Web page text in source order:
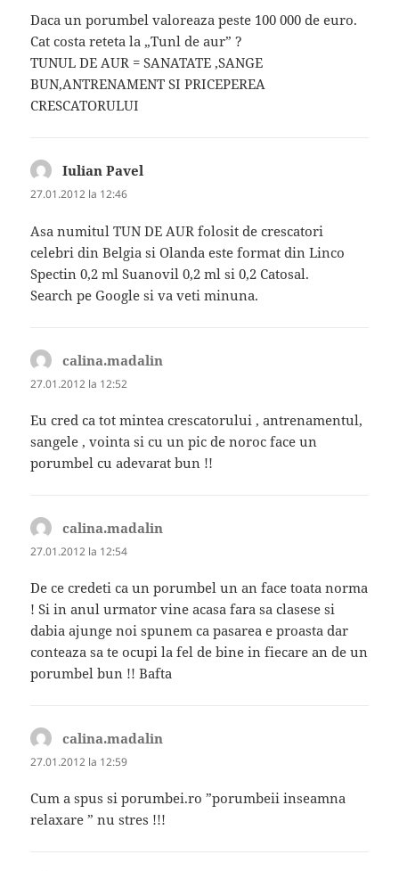
Daca un porumbel valoreaza peste 100 000 de euro.
Cat costa reteta la „Tunl de aur” ?
TUNUL DE AUR = SANATATE ,SANGE
BUN,ANTRENAMENT SI PRICEPEREA
CRESCATORULUI
Iulian Pavel
27.01.2012 la 12:46
Asa numitul TUN DE AUR folosit de crescatori
celebri din Belgia si Olanda este format din Linco
Spectin 0,2 ml Suanovil 0,2 ml si 0,2 Catosal.
Search pe Google si va veti minuna.
calina.madalin
27.01.2012 la 12:52
Eu cred ca tot mintea crescatorului , antrenamentul,
sangele , vointa si cu un pic de noroc face un
porumbel cu adevarat bun !!
calina.madalin
27.01.2012 la 12:54
De ce credeti ca un porumbel un an face toata norma
! Si in anul urmator vine acasa fara sa clasese si
dabia ajunge noi spunem ca pasarea e proasta dar
conteaza sa te ocupi la fel de bine in fiecare an de un
porumbel bun !! Bafta
calina.madalin
27.01.2012 la 12:59
Cum a spus si porumbei.ro ”porumbeii inseamna
relaxare ” nu stres !!!